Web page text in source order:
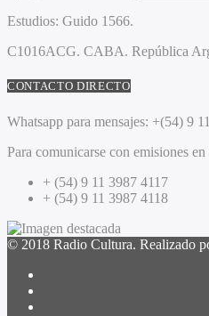
Estudios: Guido 1566.
C1016ACG. CABA. República
CONTACTO DIRECTO
Whatsapp para mensajes: +(54) 9
Para comunicarse con emisiones
+ (54) 9 11 3987 4117
+ (54) 9 11 3987 4118
© 2018 Radio Cultura. Realizado